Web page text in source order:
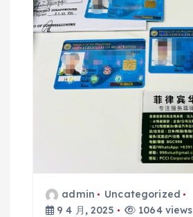
admin
Uncategorized
9 4 月, 2025
1064 views